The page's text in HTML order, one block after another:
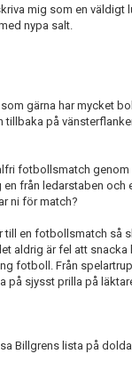
mig som en väldigt
nypa salt.
gärna har mycket
tillbaka på
fotbollsmatch
från ledarstaben och
ni för match?
till en fotbollsmatch så
aldrig är fel att
fotboll. Från
på sjysst prilla på
Billgrens lista på